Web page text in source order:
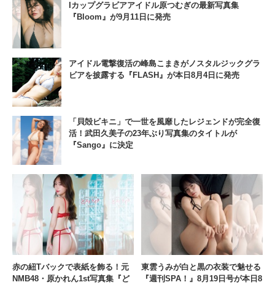
Iカップグラビアアイドル原つむぎの最新写真集
『Bloom』が9月11日に発売
アイドル電撃復活の峰島こまきがノスタルジックグラ
ビアを披露する『FLASH』が本日8月4日に発売
「貝殻ビキニ」で一世を風靡したレジェンドが完全復
活！武田久美子の23年ぶり写真集のタイトルが
『Sango』に決定
赤の紐Tバックで表紙を飾る！元
NMB48・原かれん1st写真集『ど
東雲うみが白と黒の衣装で魅せる
『週刊SPA！』8月19日号が本日8